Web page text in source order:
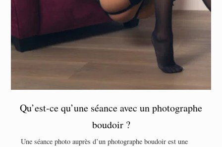
Qu’est-ce qu’une séance avec un photographe
boudoir ?
Une séance photo auprès d’un photographe boudoir est une